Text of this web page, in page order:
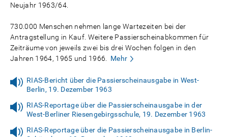
Neujahr 1963/64.
730.000 Menschen nehmen lange Wartezeiten bei der
Antragstellung in Kauf. Weitere Passierscheinabkommen für
Zeiträume von jeweils zwei bis drei Wochen folgen in den
Jahren 1964, 1965 und 1966.
Mehr
RIAS-Bericht über die Passierscheinausgabe in West-
Berlin, 19. Dezember 1963
RIAS-Reportage über die Passierscheinausgabe in der
West-Berliner Riesengebirgsschule, 19. Dezember 1963
RIAS-Reportage über die Passierscheinausgabe in Berlin-